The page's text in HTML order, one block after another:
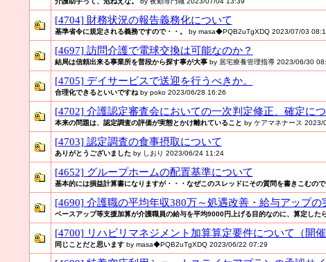
[4704] 財務状況の報告義務化について
基準省令に規定される義務ですので・・。 by masa◆PQB2uTgXDQ 2023/07/03
[4697] 訪問介護で電球交換は可能なのか？
結局は信頼出来る事業所を普段から探す事が大事by 居宅療養管理指導 2023/06/30
[4705] デイサービスで送迎を行うべきか。
合理化できるといいですねby poko 2023/06/28 16:26
[4702] 介護認定審査会においての一次判定修正、確定に
本来の問題は、認定調査の評価が実態とかけ離れていること by ケアマネナース 2023/
[4703] 認定調査の食事摂取について
ありがとうございました by しおり 2023/06/24 11:24
[4652] グループホームの配置基準について
基本的には損益計算書になりますが・・・なぜこのスレッドにその質問を書きこむので
[4690] 介護職の平均年収380万～処遇改善・給与アップの
ベースアップ等支援加算が介護職員の給与を平均9000円上げる目的なのに、算定し
[4700] リハビリマネジメント加算算定要件について（開催
同じことだと思いますby masa◆PQB2uTgXDQ 2023/06/22 07:29